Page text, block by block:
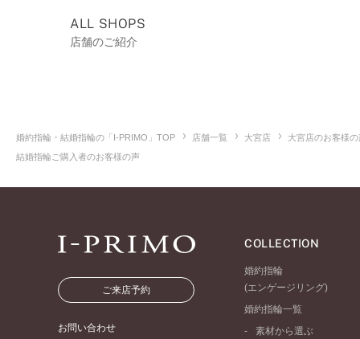
ALL SHOPS
店舗のご紹介
婚約指輪・結婚指輪の「I-PRIMO」TOP 店舗一覧 大宮店
大宮店のお客様
結婚指輪ご購入者のお客様の声
ご来店予約
お問い合わせ
COLLECTION
婚約指輪
(エンゲージリング)
婚約指輪一覧
素材から選ぶ